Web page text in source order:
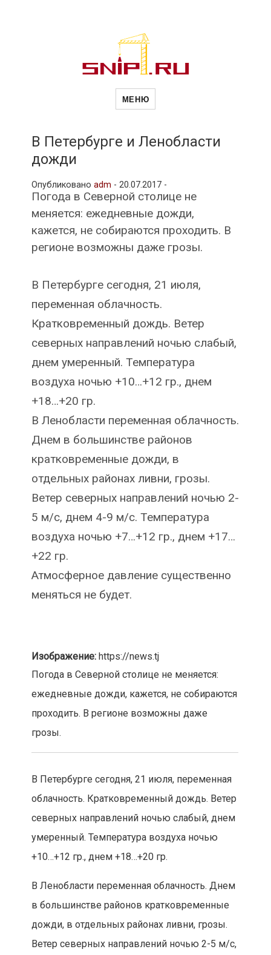
Новости
и
другие связанные со стройкой
рубрики
МЕНЮ
В Петербурге и Ленобласти
дожди
Опубликовано adm - 20.07.2017 -
Погода в Северной столице не
меняется: ежедневные дожди,
кажется, не собираются проходить. В
регионе возможны даже грозы.
В Петербурге сегодня, 21 июля,
переменная облачность.
Кратковременный дождь. Ветер
северных направлений ночью слабый,
днем умеренный. Температура
воздуха ночью +10…+12 гр., днем
+18…+20 гр.
В Ленобласти переменная облачность.
Днем в большинстве районов
кратковременные дожди, в
отдельных районах ливни, грозы.
Ветер северных направлений ночью 2-
5 м/с, днем 4-9 м/с. Температура
воздуха ночью +7…+12 гр., днем +17…
+22 гр.
Атмосферное давление существенно
меняться не будет.
Изображение: https://news.tj
Погода в Северной столице не меняется:
ежедневные дожди, кажется, не собираются
проходить. В регионе возможны даже
грозы.
В Петербурге сегодня, 21 июля, переменная
облачность. Кратковременный дождь. Ветер
северных направлений ночью слабый, днем
умеренный. Температура воздуха ночью
+10…+12 гр., днем +18…+20 гр.
В Ленобласти переменная облачность. Днем
в большинстве районов кратковременные
дожди, в отдельных районах ливни, грозы.
Ветер северных направлений ночью 2-5 м/с,